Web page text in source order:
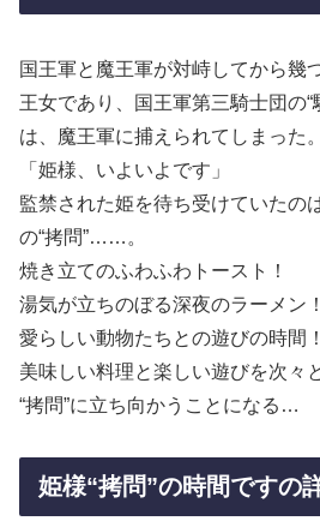
国王軍と魔王軍が対峙してから幾
王女であり、国王軍第三騎士団の“
は、魔王軍に捕えられてしまった。
「姫様、いよいよです」
監禁された姫を待ち受けていたの
の“拷問”……。
焼き立てのふわふわトースト！
湯気が立ちのぼる深夜のラーメン！
愛らしい動物たちとの遊びの時間！
美味しい料理と楽しい遊びを次々
“拷問”に立ち向かうことになる…
姫様“拷問”の時間ですの